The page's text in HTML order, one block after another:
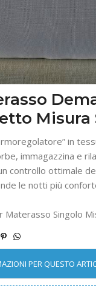
Misura
in
immagazzina e
controllo ottimale
le notti più
Materasso Singolo
PER QUESTO